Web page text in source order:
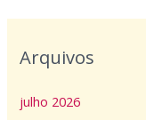
Arquivos
julho 2026